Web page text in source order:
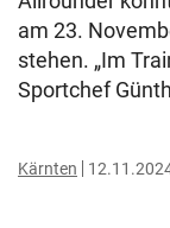
am 23.
stehen. „Im
Sportchef
Kärnten